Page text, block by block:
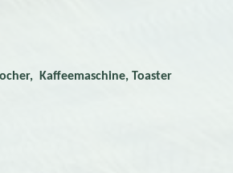
Kaffeemaschine, Toaster